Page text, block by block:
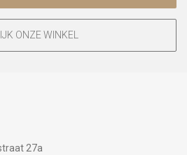
ONZE WINKEL
27a